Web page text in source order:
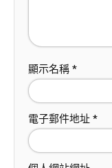
顯示名稱 *
電子郵件地址 *